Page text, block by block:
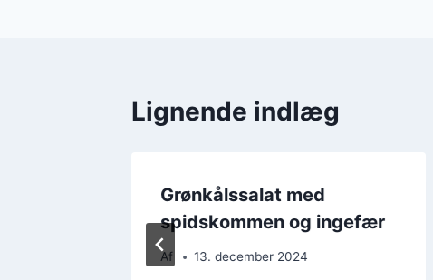
Lignende indlæg
Grønkålssalat med
spidskommen og ingefær
Af 13. december 2024